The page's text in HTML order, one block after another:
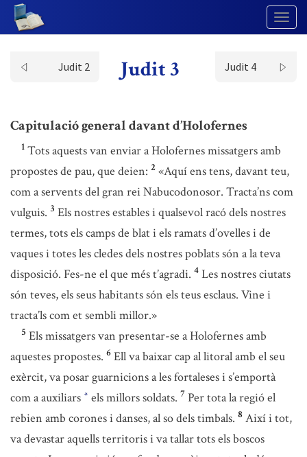
Judit 2 Judit 3 Judit 4
Capitulació general davant d’Holofernes
1 Tots aquests van enviar a Holofernes missatgers amb
propostes de pau, que deien: 2 «Aquí ens tens, davant teu,
com a servents del gran rei Nabucodonosor. Tracta’ns com
vulguis. 3 Els nostres estables i qualsevol racó dels nostres
termes, tots els camps de blat i els ramats d’ovelles i de
vaques i totes les cledes dels nostres poblats són a la teva
disposició. Fes-ne el que més t’agradi. 4 Les nostres ciutats
són teves, els seus habitants són els teus esclaus. Vine i
tracta’ls com et sembli millor.»
5 Els missatgers van presentar-se a Holofernes amb
aquestes propostes. 6 Ell va baixar cap al litoral amb el seu
exèrcit, va posar guarnicions a les fortaleses i s’emportà
com a auxiliars * els millors soldats. 7 Per tota la regió el
rebien amb corones i danses, al so dels timbals. 8 Així i tot,
va devastar aquells territoris i va tallar tots els boscos